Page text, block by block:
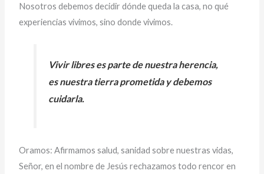
Nosotros debemos decidir dónde queda la casa, no qué
experiencias vivimos, sino donde vivimos.
Vivir libres es parte de nuestra herencia,
es nuestra tierra prometida y debemos
cuidarla.
Oramos: Afirmamos salud, sanidad sobre nuestras vidas,
Señor, en el nombre de Jesús rechazamos todo rencor en